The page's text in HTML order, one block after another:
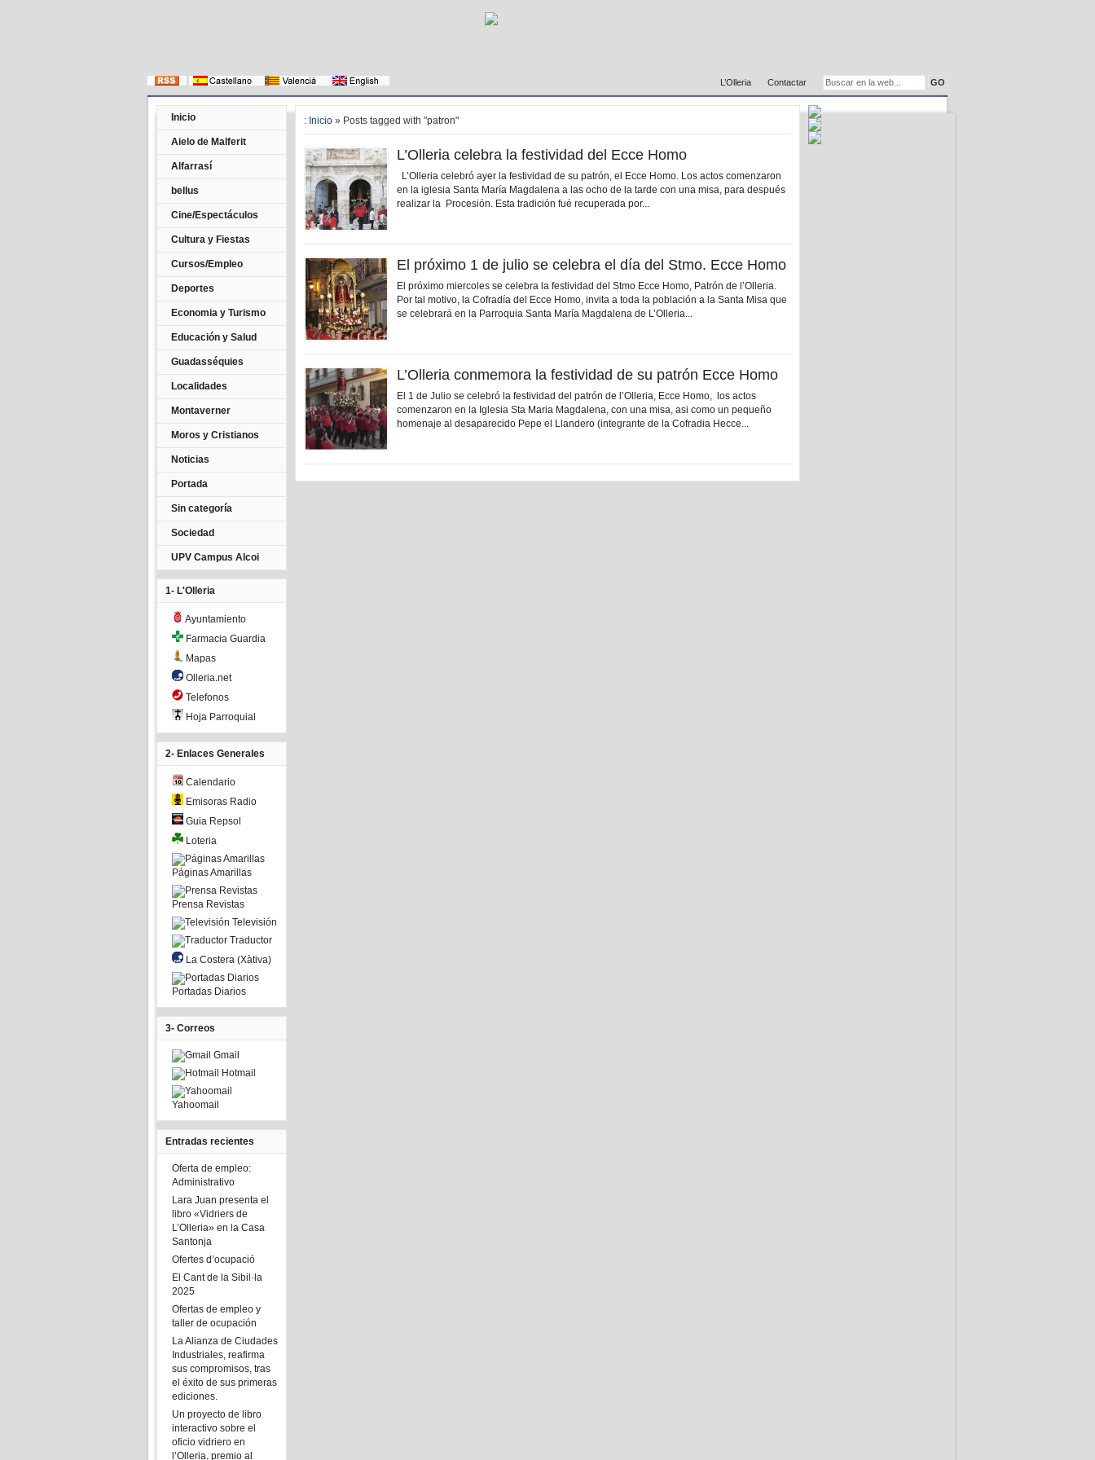
L’Olleria Contactar
Inicio
Aielo de Malferit
Alfarrasí
bellus
Cine/Espectáculos
Cultura y Fiestas
Cursos/Empleo
Deportes
Economia y Turismo
Educación y Salud
Guadasséquies
Localidades
Montaverner
Moros y Cristianos
Noticias
Portada
Sin categoría
Sociedad
UPV Campus Alcoi
1- L'Olleria
Ayuntamiento
Farmacia Guardia
Mapas
Olleria.net
Telefonos
Hoja Parroquial
2- Enlaces Generales
Calendario
Emisoras Radio
Guia Repsol
Loteria
Páginas Amarillas
Prensa Revistas
Televisión
Traductor
La Costera (Xàtiva)
Portadas Diarios
3- Correos
Gmail
Hotmail
Yahoomail
Entradas recientes
Oferta de empleo:
Administrativo
Lara Juan presenta el
libro «Vidriers de
L’Olleria» en la Casa
Santonja
Ofertes d’ocupació
El Cant de la Sibil·la
2025
Ofertas de empleo y
taller de ocupación
La Alianza de Ciudades
Industriales, reafirma
sus compromisos, tras
el éxito de sus primeras
ediciones.
Un proyecto de libro
interactivo sobre el
oficio vidriero en
l’Olleria, premio al
: Inicio » Posts tagged with "patron"
L’Olleria celebra la festividad del Ecce Homo
L’Olleria celebró ayer la festividad de su patrón, el Ecce Homo. Los actos comenzaron
en la iglesia Santa María Magdalena a las ocho de la tarde con una misa, para después
realizar la Procesión. Esta tradición fué recuperada por...
El próximo 1 de julio se celebra el día del Stmo. Ecce Homo
El próximo miercoles se celebra la festividad del Stmo Ecce Homo, Patrón de l’Olleria.
Por tal motivo, la Cofradía del Ecce Homo, invita a toda la población a la Santa Misa que
se celebrará en la Parroquia Santa María Magdalena de L’Olleria...
L’Olleria conmemora la festividad de su patrón Ecce Homo
El 1 de Julio se celebró la festividad del patrón de l’Olleria, Ecce Homo, los actos
comenzaron en la Iglesia Sta Maria Magdalena, con una misa, asi como un pequeño
homenaje al desaparecido Pepe el Llandero (integrante de la Cofradia Hecce...